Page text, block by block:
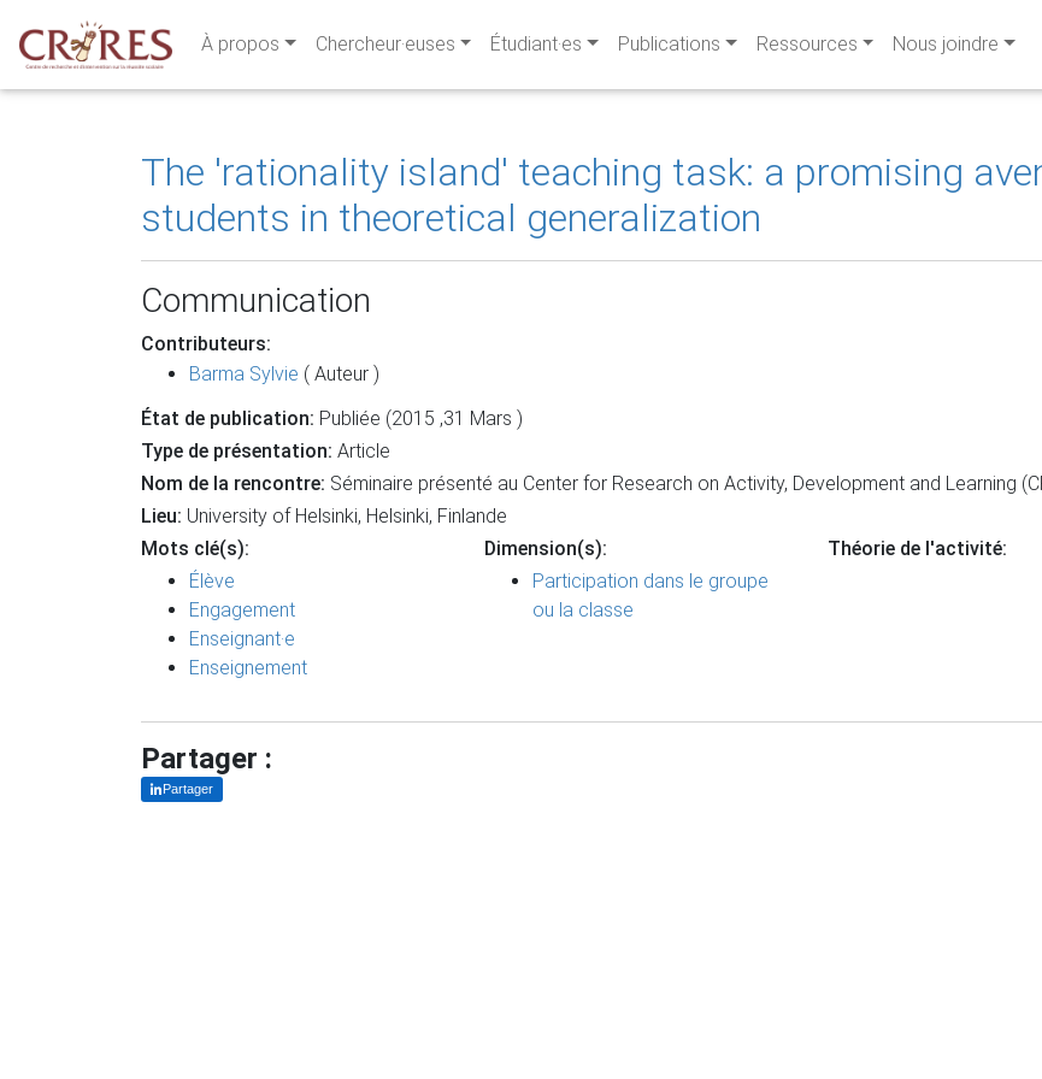
À propos Chercheur·euses Étudiant·es Publications Ressources Nous joindre
The 'rationality island' teaching task: a promising
students in theoretical generalization
Communication
Contributeurs:
Barma Sylvie ( Auteur )
État de publication: Publiée (2015 ,31 Mars )
Type de présentation: Article
Nom de la rencontre: Séminaire présenté au Center for Research on Activity, Development and Learning
Lieu: University of Helsinki, Helsinki, Finlande
Mots clé(s):
Élève
Engagement
Enseignant·e
Enseignement
Dimension(s):
Participation dans le groupe
ou la classe
Théorie de l'activité:
Partager :
Partager